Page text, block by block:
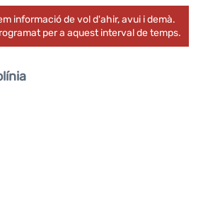
informació de vol d'ahir, avui i demà.
per a aquest interval de temps.